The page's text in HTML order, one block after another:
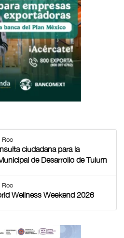
Roo
ciudadana para la
de Desarrollo de Tulum
Roo
Wellness Weekend 2026